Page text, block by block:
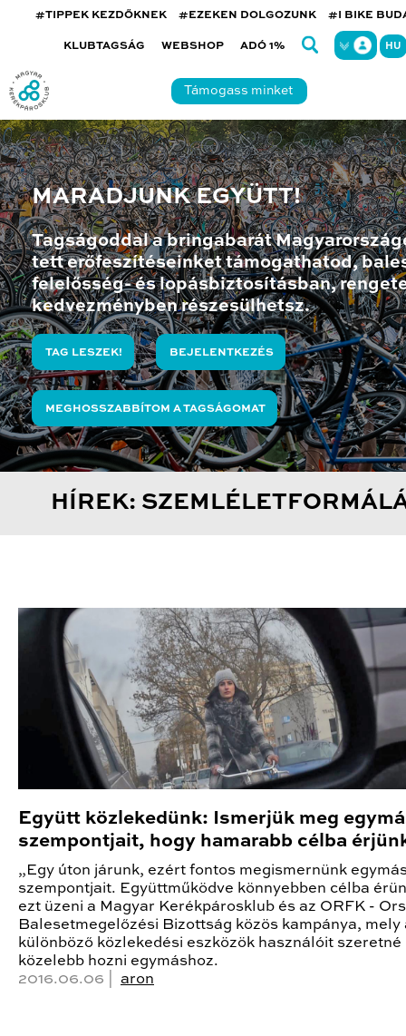
#TIPPEK KEZDŐKNEK #EZEKEN DOLGOZUNK #I BIKE
KLUBTAGSÁG WEBSHOP ADÓ 1% HU
Támogass minket
MARADJUNK EGYÜTT!
Tagságoddal a bringabarát
tett erőfeszítéseinket támogathatod,
felelősség- és lopásbiztosításban,
kedvezményben részesülhetsz.
TAG LESZEK! BEJELENTKEZÉS
MEGHOSSZABBÍTOM A TAGSÁGOMAT
HÍREK:
Együtt közlekedünk: Ismerjük meg
szempontjait, hogy hamarabb célba
„Egy úton járunk, ezért fontos megismernünk
szempontjait. Együttműködve könnyebben célba
ezt üzeni a Magyar Kerékpárosklub és az ORFK -
Balesetmegelőzési Bizottság közös kampánya, mely
különböző közlekedési eszközök használóit szeretné
közelebb hozni egymáshoz.
2016.06.06 | aron